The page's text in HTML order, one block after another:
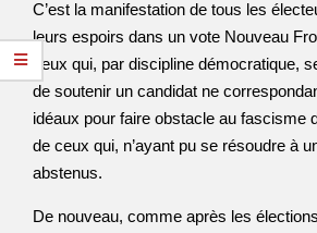
C’est la manifestation de tous les
leurs espoirs dans un vote Nouveau
ceux qui, par discipline démocratique,
de soutenir un candidat ne
idéaux pour faire obstacle au fascisme
de ceux qui, n’ayant pu se résoudre à
abstenus.
De nouveau, comme après les